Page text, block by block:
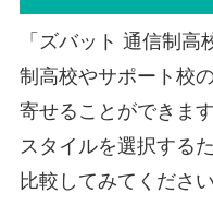
「ズバット 通信制
制高校やサポート校
寄せることができま
スタイルを選択する
比較してみてください